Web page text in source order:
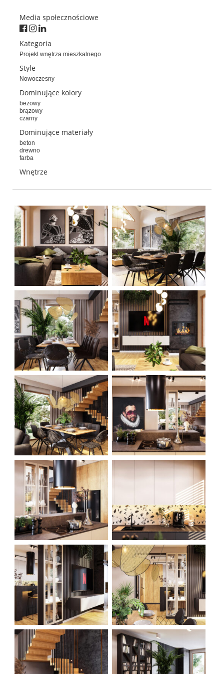
Media społecznościowe
Kategoria
Projekt wnętrza mieszkalnego
Style
Nowoczesny
Dominujące kolory
beżowy
brązowy
czarny
Dominujące materiały
beton
drewno
farba
Wnętrze